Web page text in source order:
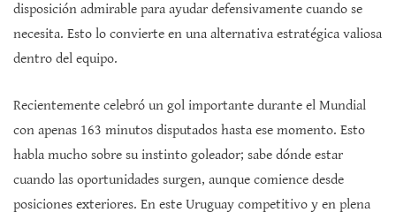
disposición admirable para ayudar defensivamente cuando se
necesita. Esto lo convierte en una alternativa estratégica valiosa
dentro del equipo.
Recientemente celebró un gol importante durante el Mundial
con apenas 163 minutos disputados hasta ese momento. Esto
habla mucho sobre su instinto goleador; sabe dónde estar
cuando las oportunidades surgen, aunque comience desde
posiciones exteriores. En este Uruguay competitivo y en plena